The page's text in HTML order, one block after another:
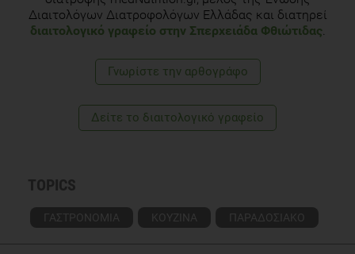
Διαιτολόγων Διατροφολόγων Ελλάδας και διατηρεί
διαιτολογικό γραφείο στην Σπερχειάδα Φθιώτιδας.
Γνωρίστε την αρθογράφο
Δείτε το διαιτολογικό γραφείο
TOPICS
ΓΑΣΤΡΟΝΟΜΙΑ ΚΟΥΖΙΝΑ ΠΑΡΑΔΟΣΙΑΚΟ